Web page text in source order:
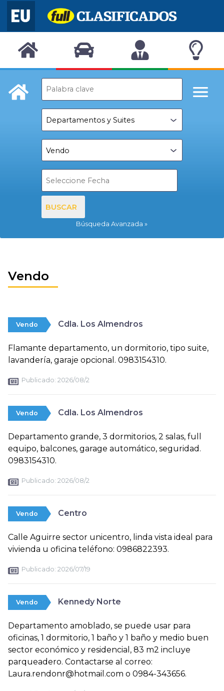
BUSCAR
Búsqueda Avanzada
Vendo
Vendo Cdla. Los Almendros
Flamante departamento, un dormitorio, tipo suite,
lavandería, garaje opcional. 0983154310.
Publicado: 2026/08/2
Vendo Cdla. Los Almendros
Departamento grande, 3 dormitorios, 2 salas, full
equipo, balcones, garage automático, seguridad.
0983154310.
Publicado: 2026/08/2
Vendo Centro
Calle Aguirre sector unicentro, linda vista ideal para
vivienda u oficina teléfono: 0986822393.
Publicado: 2026/07/19
Vendo Kennedy Norte
Departamento amoblado, se puede usar para
oficinas, 1 dormitorio, 1 baño y 1 baño y medio buen
sector económico y residencial, 83 m2 incluye
parqueadero. Contactarse al correo:
Laura.rendonr@hotmail.com o 0984-343656.